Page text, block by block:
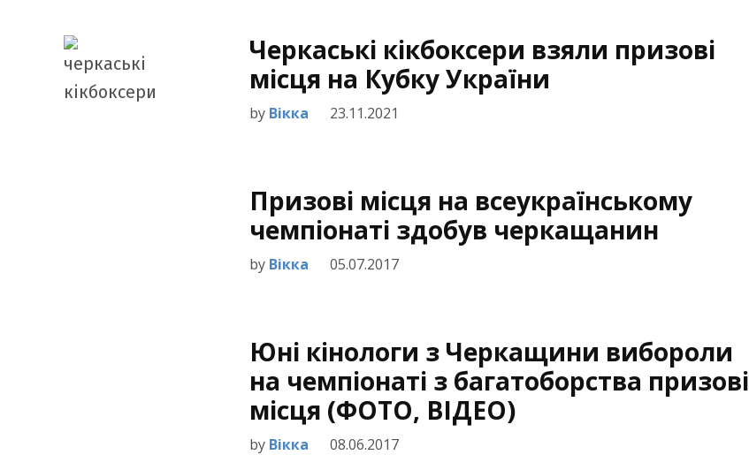
Черкаські кікбоксери взяли призові
місця на Кубку України
by Вікка 23.11.2021
Призові місця на всеукраїнському
чемпіонаті здобув черкащанин
by Вікка 05.07.2017
Юні кінологи з Черкащини вибороли
на чемпіонаті з багатоборства призові
місця (ФОТО, ВІДЕО)
by Вікка 08.06.2017